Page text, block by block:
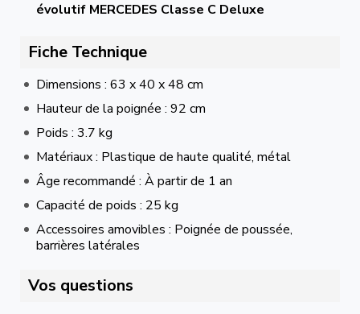
évolutif MERCEDES Classe C Deluxe
Fiche Technique
Dimensions : 63 x 40 x 48 cm
Hauteur de la poignée : 92 cm
Poids : 3.7 kg
Matériaux : Plastique de haute qualité, métal
Âge recommandé : À partir de 1 an
Capacité de poids : 25 kg
Accessoires amovibles : Poignée de poussée,
barrières latérales
Vos questions